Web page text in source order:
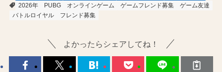
2026年
PUBG オンラインゲーム ゲームフレンド募集
ゲーム友達
バトルロイヤル
フレンド募集
よかったらシェアしてね！